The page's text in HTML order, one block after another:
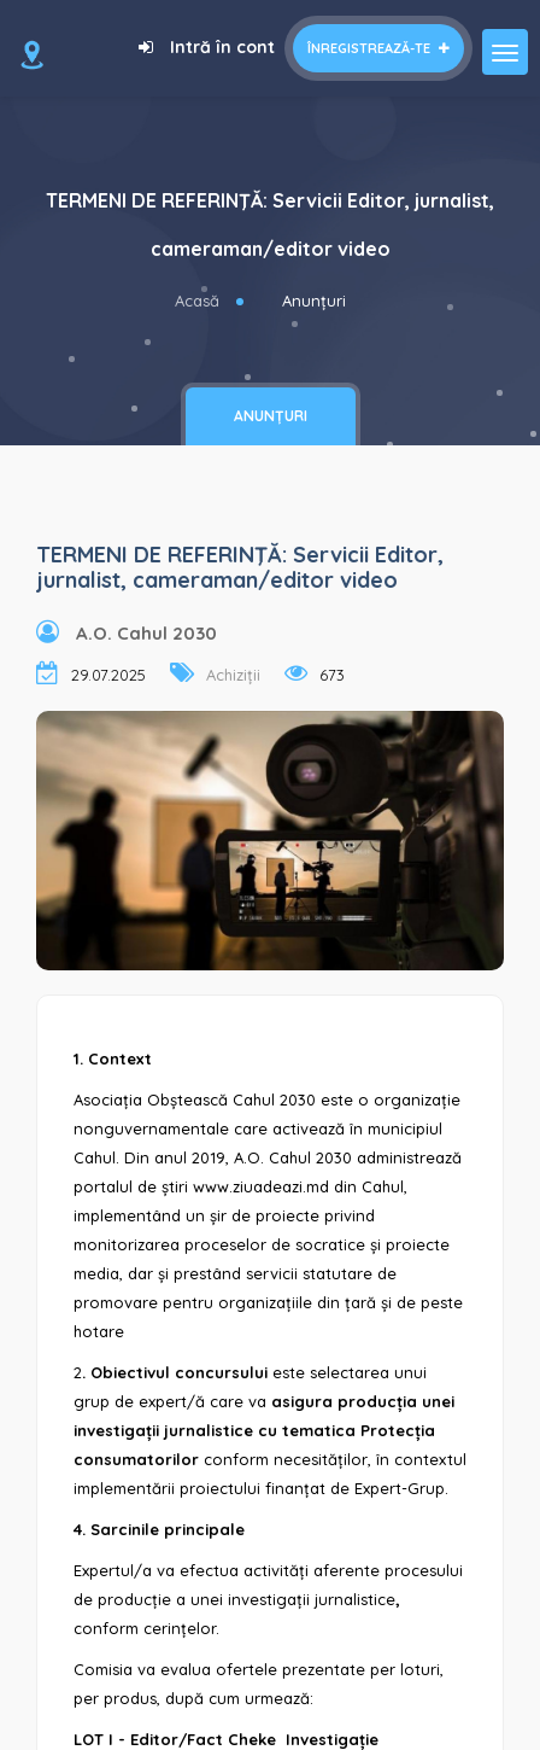
ÎNREGISTREAZĂ-TE
Intră în cont
TERMENI DE REFERINŢĂ: Servicii Editor, jurnalist,
cameraman/editor video
Acasă Anunțuri
ANUNȚURI
TERMENI DE REFERINŢĂ: Servicii Editor,
jurnalist, cameraman/editor video
A.O. Cahul 2030
29.07.2025 Achiziții 673
1. Context
Asociația Obștească Cahul 2030 este o organizație
nonguvernamentale care activează în municipiul
Cahul. Din anul 2019, A.O. Cahul 2030 administrează
portalul de știri www.ziuadeazi.md din Cahul,
implementând un șir de proiecte privind
monitorizarea proceselor de socratice și proiecte
media, dar și prestând servicii statutare de
promovare pentru organizațiile din țară și de peste
hotare
2. Obiectivul concursului este selectarea unui
grup de expert/ă care va asigura producția unei
investigații jurnalistice cu tematica Protecția
consumatorilor conform necesităților, în contextul
implementării proiectului finanțat de Expert-Grup.
4. Sarcinile principale
Expertul/a va efectua activități aferente procesului
de producție a unei investigații jurnalistice,
conform cerințelor.
Comisia va evalua ofertele prezentate per loturi,
per produs, după cum urmează:
LOT I - Editor/Fact Cheke Investigație